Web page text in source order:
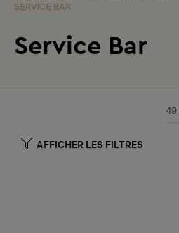
SERVICE BAR
Service Bar
49